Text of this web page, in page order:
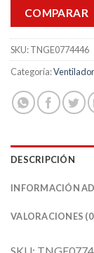
COMPARAR
SKU:TNGE0774446
Categoría:
DESCRIPCIÓN
INFORMACIÓN
VALORACIONES
SKU: